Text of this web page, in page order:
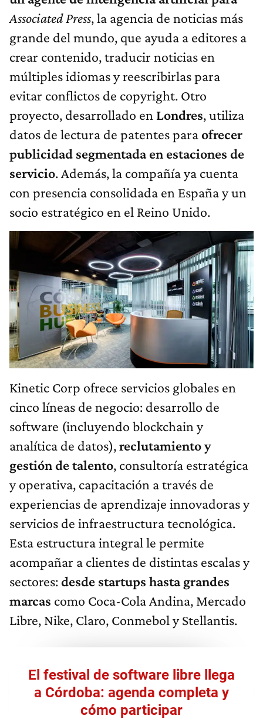
Associated Press, la agencia de noticias más
grande del mundo, que ayuda a editores a
crear contenido, traducir noticias en
múltiples idiomas y reescribirlas para
evitar conflictos de copyright. Otro
proyecto, desarrollado en Londres, utiliza
datos de lectura de patentes paraofrecer
publicidad segmentada en estaciones de
servicio. Además, la compañía ya cuenta
con presencia consolidada en España y un
socio estratégico en el Reino Unido.
Kinetic Corp ofrece servicios globales en
cinco líneas de negocio: desarrollo de
software (incluyendo blockchain y
analítica de datos),reclutamiento y
gestión de talento, consultoría estratégica
y operativa, capacitación a través de
experiencias de aprendizaje innovadoras y
servicios de infraestructura tecnológica.
Esta estructura integral le permite
acompañar a clientes de distintas escalas y
sectores:desde startups hasta grandes
marcas como Coca-Cola Andina, Mercado
Libre, Nike, Claro, Conmebol y Stellantis.
El festival de software libre llega
a Córdoba: agenda completa y
cómo participar